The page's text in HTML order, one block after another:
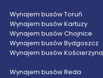
Wynajem busów Toruń
Wynajem busów Kartuzy
Wynajem busów Chojnice
Wynajem busów Bydgoszcz
Wynajem busów Kościerzyna
Wynajem busów Reda